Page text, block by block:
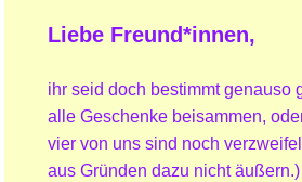
Liebe Freund*innen,
ihr seid doch bestimmt genauso
alle Geschenke beisammen,
vier von uns sind noch
aus Gründen dazu nicht äußern.)